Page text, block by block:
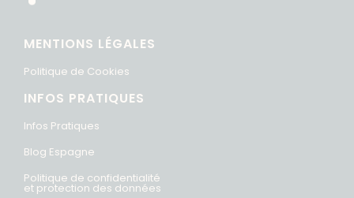
MENTIONS LÉGALES
Politique de Cookies
INFOS PRATIQUES
Infos Pratiques
Blog Espagne
Politique de confidentialité
et protection des données